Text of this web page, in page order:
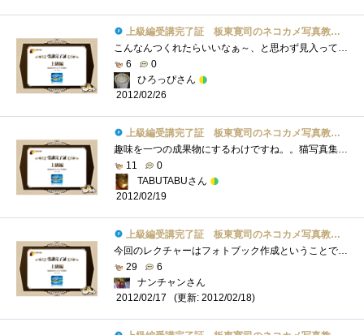
上級編受講完了証 板東寛司のネコカメ写真教室パート2
こんなんつくれたらいいなぁ～、と思わず見入ってしまいましたｗ
6
0
ひろっぴさん
2012/02/26
上級編受講完了証 板東寛司のネコカメ写真教室パート2
趣味を一つの成果物にするわけですね。。猫写真集。猫好きにはたまりません。
11
0
TABUTABUさん
2012/02/19
上級編受講完了証 板東寛司のネコカメ写真教室パート2
今回のレクチャーはフォトブック作成ということでためにはなったが､は長過ぎ(^^ゞ
29
6
ナンチャンさん
2012/02/17
(更新: 2012/02/18)